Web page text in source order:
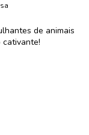
de animais
cativante!